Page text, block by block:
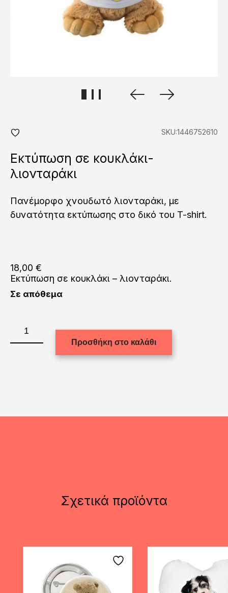
fav
SKU:1446752610
Εκτύπωση σε κουκλάκι-
λιονταράκι
Πανέμορφο χνουδωτό λιονταράκι, με
δυνατότητα εκτύπωσης στο δικό του T-shirt.
18,00 €
Εκτύπωση σε κουκλάκι – λιονταράκι.
Σε απόθεμα
κουκλάκι-
λιονταράκι
Προσθήκη στο καλάθι
Σχετικά προϊόντα